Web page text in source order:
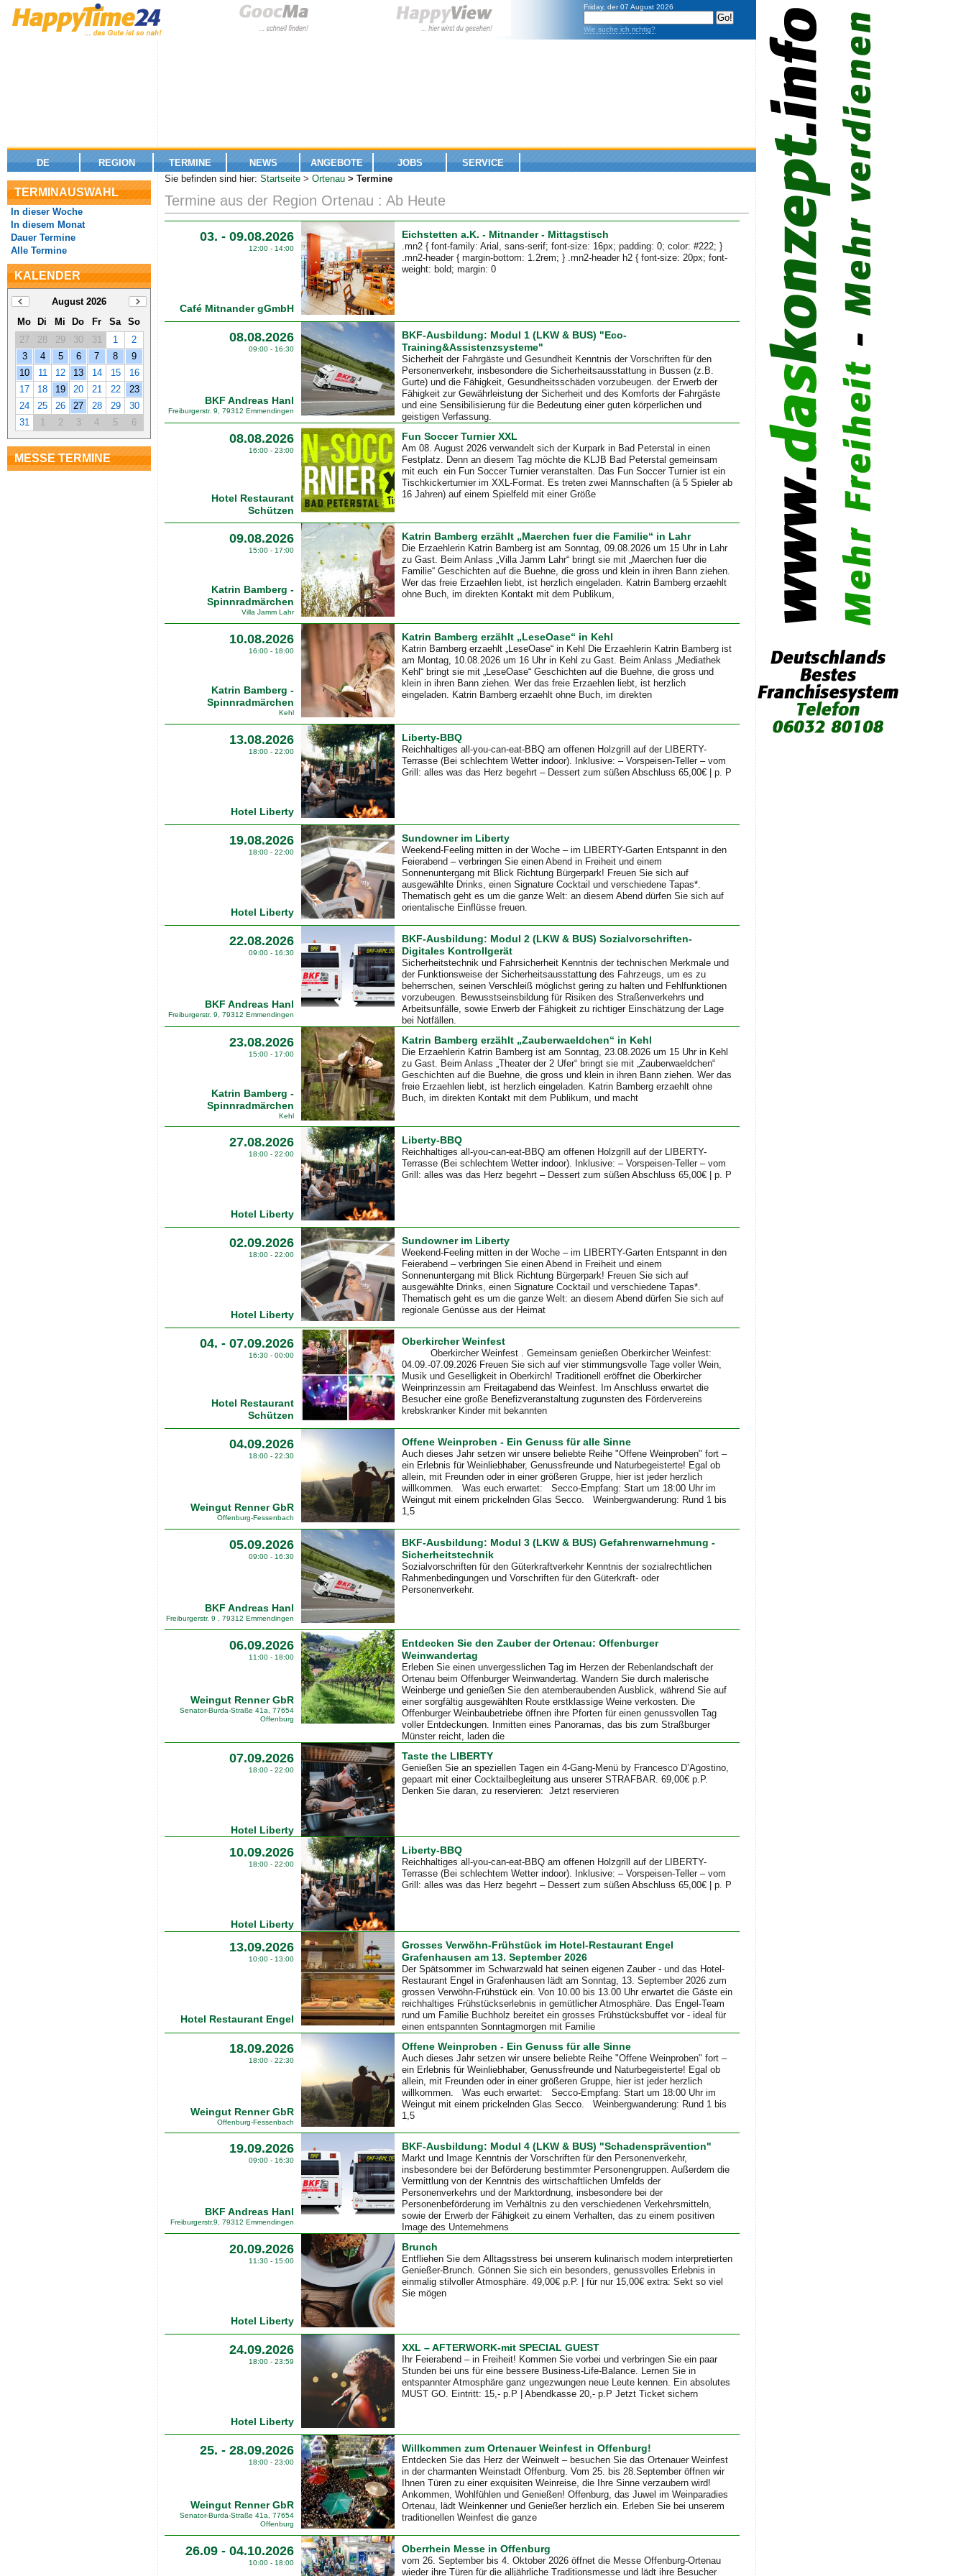
Friday, der 07 August 2026
Wie suche ich richtig?
DE REGION TERMINE NEWS ANGEBOTE JOBS SERVICE
TERMINAUSWAHL
In dieser Woche
In diesem Monat
Dauer Termine
Alle Termine
KALENDER
August 2026
Mo
Di Mi Do Fr Sa
So
27
28 29 30 31 1
2
3
4 5 6 7 8
9
10
11 12 13 14 15
16
17
18 19 20 21 22
23
24
25 26 27 28 29
30
31
1 2 3 4 5 6
MESSE TERMINE
Sie befinden sind hier: Startseite > Ortenau > Termine
Termine aus der Region Ortenau : Ab Heute
03. - 09.08.2026
12:00 - 14:00
Café Mitnander gGmbH
Eichstetten a.K. - Mitnander - Mittagstisch
.mn2 { font-family: Arial, sans-serif; font-size: 16px; padding: 0; color: #222; }
.mn2-header { margin-bottom: 1.2rem; } .mn2-header h2 { font-size: 20px; font-
weight: bold; margin: 0
08.08.2026
09:00 - 16:30
BKF Andreas Hanl
Freiburgerstr. 9, 79312 Emmendingen
BKF-Ausbildung: Modul 1 (LKW & BUS) "Eco-
Training&Assistenzsysteme"
Sicherheit der Fahrgäste und Gesundheit Kenntnis der Vorschriften für den
Personenverkehr, insbesondere die Sicherheitsausstattung in Bussen (z.B.
Gurte) und die Fähigkeit, Gesundheitsschäden vorzubeugen. der Erwerb der
Fähigkeit zur Gewährleistung der Sicherheit und des Komforts der Fahrgäste
und eine Sensibilisierung für die Bedeutung einer guten körperlichen und
geistigen Verfassung.
08.08.2026
16:00 - 23:00
Hotel Restaurant
Schützen
Fun Soccer Turnier XXL
Am 08. August 2026 verwandelt sich der Kurpark in Bad Peterstal in einen
Festplatz. Denn an diesem Tag möchte die KLJB Bad Peterstal gemeinsam
mit euch ein Fun Soccer Turnier veranstalten. Das Fun Soccer Turnier ist ein
Tischkickerturnier im XXL-Format. Es treten zwei Mannschaften (à 5 Spieler ab
16 Jahren) auf einem Spielfeld mit einer Größe
09.08.2026
15:00 - 17:00
Katrin Bamberg -
Spinnradmärchen
Villa Jamm Lahr
Katrin Bamberg erzählt „Maerchen fuer die Familie“ in Lahr
Die Erzaehlerin Katrin Bamberg ist am Sonntag, 09.08.2026 um 15 Uhr in Lahr
zu Gast. Beim Anlass „Villa Jamm Lahr“ bringt sie mit „Maerchen fuer die
Familie“ Geschichten auf die Buehne, die gross und klein in ihren Bann ziehen.
Wer das freie Erzaehlen liebt, ist herzlich eingeladen. Katrin Bamberg erzaehlt
ohne Buch, im direkten Kontakt mit dem Publikum,
10.08.2026
16:00 - 18:00
Katrin Bamberg -
Spinnradmärchen
Kehl
Katrin Bamberg erzählt „LeseOase“ in Kehl
Katrin Bamberg erzaehlt „LeseOase“ in Kehl Die Erzaehlerin Katrin Bamberg ist
am Montag, 10.08.2026 um 16 Uhr in Kehl zu Gast. Beim Anlass „Mediathek
Kehl“ bringt sie mit „LeseOase“ Geschichten auf die Buehne, die gross und
klein in ihren Bann ziehen. Wer das freie Erzaehlen liebt, ist herzlich
eingeladen. Katrin Bamberg erzaehlt ohne Buch, im direkten
13.08.2026
18:00 - 22:00
Hotel Liberty
Liberty-BBQ
Reichhaltiges all-you-can-eat-BBQ am offenen Holzgrill auf der LIBERTY-
Terrasse (Bei schlechtem Wetter indoor). Inklusive: – Vorspeisen-Teller – vom
Grill: alles was das Herz begehrt – Dessert zum süßen Abschluss 65,00€ | p. P
19.08.2026
18:00 - 22:00
Hotel Liberty
Sundowner im Liberty
Weekend-Feeling mitten in der Woche – im LIBERTY-Garten Entspannt in den
Feierabend – verbringen Sie einen Abend in Freiheit und einem
Sonnenuntergang mit Blick Richtung Bürgerpark! Freuen Sie sich auf
ausgewählte Drinks, einen Signature Cocktail und verschiedene Tapas*.
Thematisch geht es um die ganze Welt: an diesem Abend dürfen Sie sich auf
orientalische Einflüsse freuen.
22.08.2026
09:00 - 16:30
BKF Andreas Hanl
Freiburgerstr. 9, 79312 Emmendingen
BKF-Ausbildung: Modul 2 (LKW & BUS) Sozialvorschriften-
Digitales Kontrollgerät
Sicherheitstechnik und Fahrsicherheit Kenntnis der technischen Merkmale und
der Funktionsweise der Sicherheitsausstattung des Fahrzeugs, um es zu
beherrschen, seinen Verschleiß möglichst gering zu halten und Fehlfunktionen
vorzubeugen. Bewusstseinsbildung für Risiken des Straßenverkehrs und
Arbeitsunfälle, sowie Erwerb der Fähigkeit zu richtiger Einschätzung der Lage
bei Notfällen.
23.08.2026
15:00 - 17:00
Katrin Bamberg -
Spinnradmärchen
Kehl
Katrin Bamberg erzählt „Zauberwaeldchen“ in Kehl
Die Erzaehlerin Katrin Bamberg ist am Sonntag, 23.08.2026 um 15 Uhr in Kehl
zu Gast. Beim Anlass „Theater der 2 Ufer“ bringt sie mit „Zauberwaeldchen“
Geschichten auf die Buehne, die gross und klein in ihren Bann ziehen. Wer das
freie Erzaehlen liebt, ist herzlich eingeladen. Katrin Bamberg erzaehlt ohne
Buch, im direkten Kontakt mit dem Publikum, und macht
27.08.2026
18:00 - 22:00
Hotel Liberty
Liberty-BBQ
Reichhaltiges all-you-can-eat-BBQ am offenen Holzgrill auf der LIBERTY-
Terrasse (Bei schlechtem Wetter indoor). Inklusive: – Vorspeisen-Teller – vom
Grill: alles was das Herz begehrt – Dessert zum süßen Abschluss 65,00€ | p. P
02.09.2026
18:00 - 22:00
Hotel Liberty
Sundowner im Liberty
Weekend-Feeling mitten in der Woche – im LIBERTY-Garten Entspannt in den
Feierabend – verbringen Sie einen Abend in Freiheit und einem
Sonnenuntergang mit Blick Richtung Bürgerpark! Freuen Sie sich auf
ausgewählte Drinks, einen Signature Cocktail und verschiedene Tapas*.
Thematisch geht es um die ganze Welt: an diesem Abend dürfen Sie sich auf
regionale Genüsse aus der Heimat
04. - 07.09.2026
16:30 - 00:00
Hotel Restaurant
Schützen
Oberkircher Weinfest
Oberkircher Weinfest . Gemeinsam genießen Oberkircher Weinfest:
04.09.-07.09.2026 Freuen Sie sich auf vier stimmungsvolle Tage voller Wein,
Musik und Geselligkeit in Oberkirch! Traditionell eröffnet die Oberkircher
Weinprinzessin am Freitagabend das Weinfest. Im Anschluss erwartet die
Besucher eine große Benefizveranstaltung zugunsten des Fördervereins
krebskranker Kinder mit bekannten
04.09.2026
18:00 - 22:30
Weingut Renner GbR
Offenburg-Fessenbach
Offene Weinproben - Ein Genuss für alle Sinne
Auch dieses Jahr setzen wir unsere beliebte Reihe "Offene Weinproben" fort –
ein Erlebnis für Weinliebhaber, Genussfreunde und Naturbegeisterte! Egal ob
allein, mit Freunden oder in einer größeren Gruppe, hier ist jeder herzlich
willkommen. Was euch erwartet: Secco-Empfang: Start um 18:00 Uhr im
Weingut mit einem prickelnden Glas Secco. Weinbergwanderung: Rund 1 bis
1,5
05.09.2026
09:00 - 16:30
BKF Andreas Hanl
Freiburgerstr. 9 , 79312 Emmendingen
BKF-Ausbildung: Modul 3 (LKW & BUS) Gefahrenwarnehmung -
Sicherheitstechnik
Sozialvorschriften für den Güterkraftverkehr Kenntnis der sozialrechtlichen
Rahmenbedingungen und Vorschriften für den Güterkraft- oder
Personenverkehr.
06.09.2026
11:00 - 18:00
Weingut Renner GbR
Senator-Burda-Straße 41a, 77654
Offenburg
Entdecken Sie den Zauber der Ortenau: Offenburger
Weinwandertag
Erleben Sie einen unvergesslichen Tag im Herzen der Rebenlandschaft der
Ortenau beim Offenburger Weinwandertag. Wandern Sie durch malerische
Weinberge und genießen Sie den atemberaubenden Ausblick, während Sie auf
einer sorgfältig ausgewählten Route erstklassige Weine verkosten. Die
Offenburger Weinbaubetriebe öffnen ihre Pforten für einen genussvollen Tag
voller Entdeckungen. Inmitten eines Panoramas, das bis zum Straßburger
Münster reicht, laden die
07.09.2026
18:00 - 22:00
Hotel Liberty
Taste the LIBERTY
Genießen Sie an speziellen Tagen ein 4-Gang-Menü by Francesco D’Agostino,
gepaart mit einer Cocktailbegleitung aus unserer STRAFBAR. 69,00€ p.P.
Denken Sie daran, zu reservieren: Jetzt reservieren
10.09.2026
18:00 - 22:00
Hotel Liberty
Liberty-BBQ
Reichhaltiges all-you-can-eat-BBQ am offenen Holzgrill auf der LIBERTY-
Terrasse (Bei schlechtem Wetter indoor). Inklusive: – Vorspeisen-Teller – vom
Grill: alles was das Herz begehrt – Dessert zum süßen Abschluss 65,00€ | p. P
13.09.2026
10:00 - 13:00
Hotel Restaurant Engel
Grosses Verwöhn-Frühstück im Hotel-Restaurant Engel
Grafenhausen am 13. September 2026
Der Spätsommer im Schwarzwald hat seinen eigenen Zauber - und das Hotel-
Restaurant Engel in Grafenhausen lädt am Sonntag, 13. September 2026 zum
grossen Verwöhn-Frühstück ein. Von 10.00 bis 13.00 Uhr erwartet die Gäste ein
reichhaltiges Frühstückserlebnis in gemütlicher Atmosphäre. Das Engel-Team
rund um Familie Buchholz bereitet ein grosses Frühstücksbuffet vor - ideal für
einen entspannten Sonntagmorgen mit Familie
18.09.2026
18:00 - 22:30
Weingut Renner GbR
Offenburg-Fessenbach
Offene Weinproben - Ein Genuss für alle Sinne
Auch dieses Jahr setzen wir unsere beliebte Reihe "Offene Weinproben" fort –
ein Erlebnis für Weinliebhaber, Genussfreunde und Naturbegeisterte! Egal ob
allein, mit Freunden oder in einer größeren Gruppe, hier ist jeder herzlich
willkommen. Was euch erwartet: Secco-Empfang: Start um 18:00 Uhr im
Weingut mit einem prickelnden Glas Secco. Weinbergwanderung: Rund 1 bis
1,5
19.09.2026
09:00 - 16:30
BKF Andreas Hanl
Freiburgerstr.9, 79312 Emmendingen
BKF-Ausbildung: Modul 4 (LKW & BUS) "Schadensprävention"
Markt und Image Kenntnis der Vorschriften für den Personenverkehr,
insbesondere bei der Beförderung bestimmter Personengruppen. Außerdem die
Vermittlung von der Kenntnis des wirtschaftlichen Umfelds der
Personenverkehrs und der Marktordnung, insbesondere bei der
Personenbeförderung im Verhältnis zu den verschiedenen Verkehrsmitteln,
sowie der Erwerb der Fähigkeit zu einem Verhalten, das zu einem positiven
Image des Unternehmens
20.09.2026
11:30 - 15:00
Hotel Liberty
Brunch
Entfliehen Sie dem Alltagsstress bei unserem kulinarisch modern interpretierten
Genießer-Brunch. Gönnen Sie sich ein besonders, genussvolles Erlebnis in
einmalig stilvoller Atmosphäre. 49,00€ p.P. | für nur 15,00€ extra: Sekt so viel
Sie mögen
24.09.2026
18:00 - 23:59
Hotel Liberty
XXL – AFTERWORK-mit SPECIAL GUEST
Ihr Feierabend – in Freiheit! Kommen Sie vorbei und verbringen Sie ein paar
Stunden bei uns für eine bessere Business-Life-Balance. Lernen Sie in
entspannter Atmosphäre ganz ungezwungen neue Leute kennen. Ein absolutes
MUST GO. Eintritt: 15,- p.P | Abendkasse 20,- p.P Jetzt Ticket sichern
25. - 28.09.2026
18:00 - 23:00
Weingut Renner GbR
Senator-Burda-Straße 41a, 77654
Offenburg
Willkommen zum Ortenauer Weinfest in Offenburg!
Entdecken Sie das Herz der Weinwelt – besuchen Sie das Ortenauer Weinfest
in der charmanten Weinstadt Offenburg. Vom 25. bis 28.September öffnen wir
Ihnen Türen zu einer exquisiten Weinreise, die Ihre Sinne verzaubern wird!
Ankommen, Wohlfühlen und Genießen! Offenburg, das Juwel im Weinparadies
Ortenau, lädt Weinkenner und Genießer herzlich ein. Erleben Sie bei unserem
traditionellen Weinfest die ganze
26.09 - 04.10.2026
10:00 - 18:00
Oberrhein Messe in Offenburg
vom 26. September bis 4. Oktober 2026 öffnet die Messe Offenburg-Ortenau
wieder ihre Türen für die alljährliche Traditionsmesse und lädt ihre Besucher